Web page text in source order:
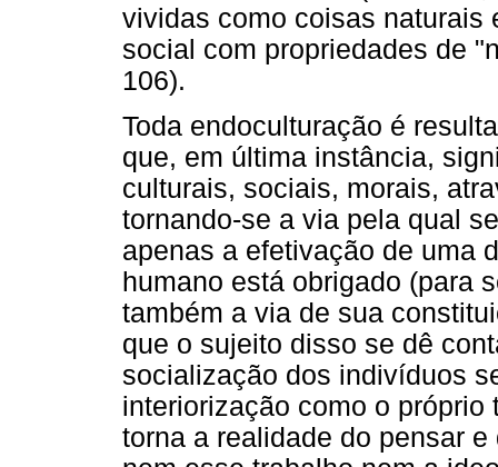
vividas como coisas naturais
social com propriedades de
106).
Toda endoculturação é
que, em última instância,
culturais, sociais, morais,
tornando-se a via pela qual
apenas a efetivação de uma
humano está obrigado (para
também a via de sua
que o sujeito disso se dê
socialização dos indivíduos
interiorização como o
torna a realidade do pensar